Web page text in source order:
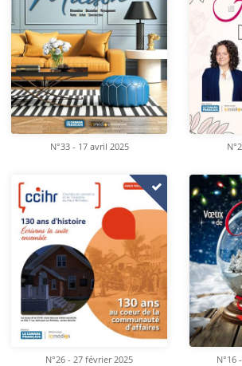
N°33 - 17 avril 2025
N°26 - 27 février 2025 N°16